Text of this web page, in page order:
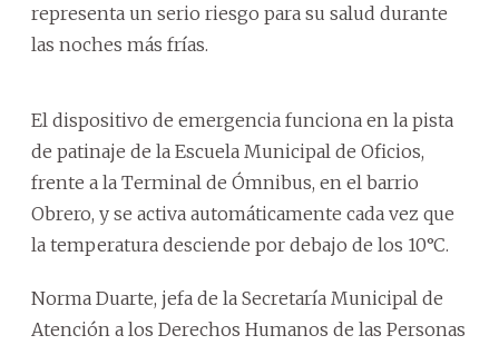
representa un serio riesgo para su salud durante
las noches más frías.
El dispositivo de emergencia funciona en la pista
de patinaje de la Escuela Municipal de Oficios,
frente a la Terminal de Ómnibus, en el barrio
Obrero, y se activa automáticamente cada vez que
la temperatura desciende por debajo de los 10°C.
Norma Duarte, jefa de la Secretaría Municipal de
Atención a los Derechos Humanos de las Personas